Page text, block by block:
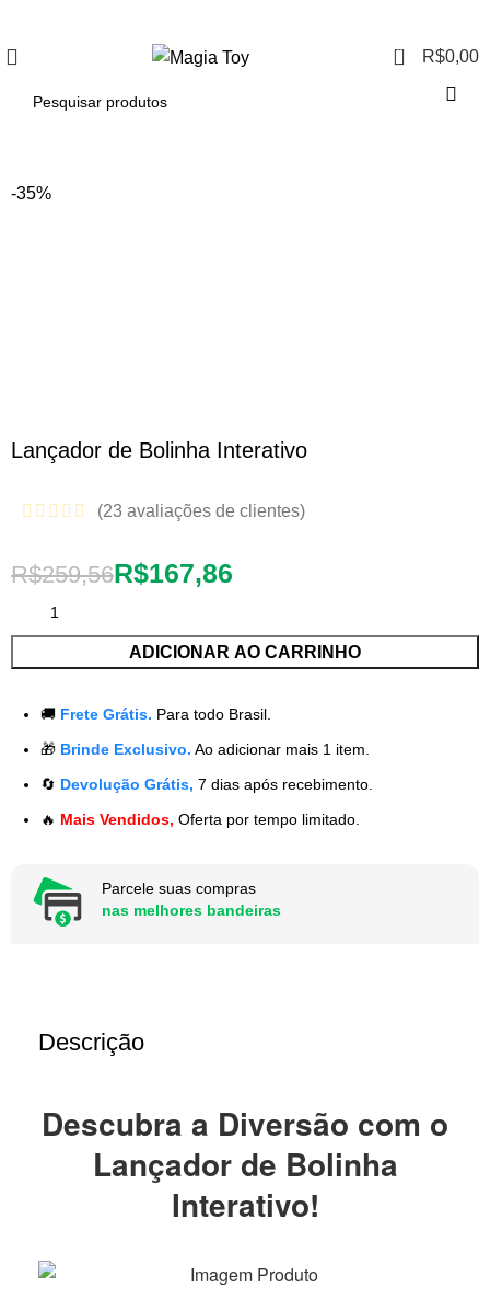
0 R$0,00
-35%
Lançador de Bolinha Interativo
(23 avaliações de clientes)
R$259,56R$167,86
ADICIONAR AO CARRINHO
🚚 Frete Grátis. Para todo Brasil.
🎁 Brinde Exclusivo. Ao adicionar mais 1 item.
🔄 Devolução Grátis, 7 dias após recebimento.
🔥 Mais Vendidos, Oferta por tempo limitado.
Parcele suas compras
nas melhores bandeiras
Descrição
Descubra a Diversão com o
Lançador de Bolinha
Interativo!